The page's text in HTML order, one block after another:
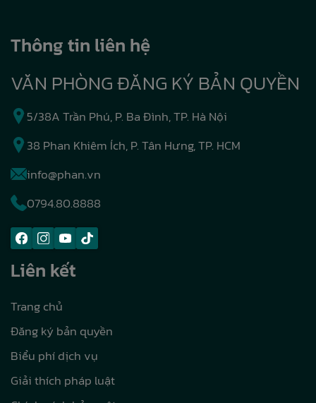
Thông tin liên hệ
VĂN PHÒNG ĐĂNG KÝ BẢN QUYỀN
5/38A Trần Phú, P. Ba Đình, TP. Hà Nội
38 Phan Khiêm Ích, P. Tân Hưng, TP. HCM
info@phan.vn
0794.80.8888
Liên kết
Trang chủ
Đăng ký bản quyền
Biểu phí dịch vụ
Giải thích pháp luật